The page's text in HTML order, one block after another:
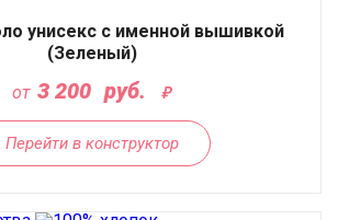
унисекс с именной вышивкой
(Зеленый)
от 3 200 руб.
Перейти в конструктор